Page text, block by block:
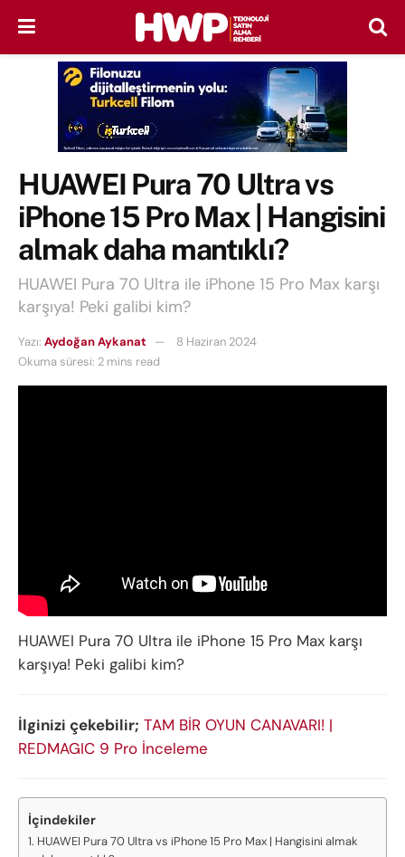
HUAWEI Pura 70 Ultra vs
iPhone 15 Pro Max | Hangisini
almak daha mantıklı?
HUAWEI Pura 70 Ultra ile iPhone 15 Pro Max karşı
karşıya! Peki galibi kim?
Yazı: Aydoğan Aykanat
8 Haziran 2024
Okuma süresi: 2 mins read
HUAWEI Pura 70 Ultra ile iPhone 15 Pro Max karşı
karşıya! Peki galibi kim?
İlginizi çekebilir; TAM BİR OYUN CANAVARI! |
REDMAGIC 9 Pro İnceleme
İçindekiler
HUAWEI Pura 70 Ultra vs iPhone 15 Pro Max | Hangisini almak